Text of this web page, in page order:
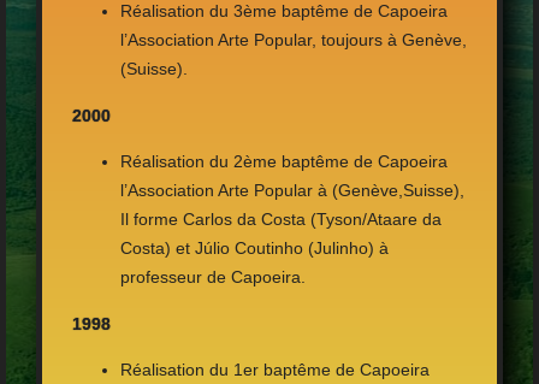
Réalisation du 3ème baptême de Capoeira
l’Association Arte Popular, toujours à Genève,
(Suisse).
2000
Réalisation du 2ème baptême de Capoeira
l’Association Arte Popular à (Genève,Suisse),
Il forme Carlos da Costa (Tyson/Ataare da
Costa) et Júlio Coutinho (Julinho) à
professeur de Capoeira.
1998
Réalisation du 1er baptême de Capoeira